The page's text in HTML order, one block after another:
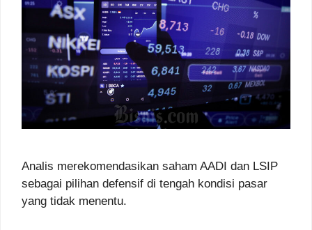
Analis merekomendasikan saham AADI dan LSIP
sebagai pilihan defensif di tengah kondisi pasar
yang tidak menentu.